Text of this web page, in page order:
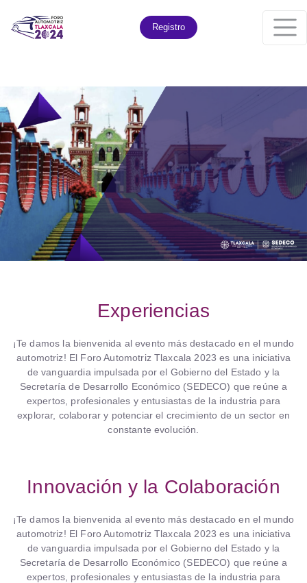
Registro
Experiencias
¡Te damos la bienvenida al evento más destacado en el mundo
automotriz! El Foro Automotriz Tlaxcala 2023 es una iniciativa
de vanguardia impulsada por el Gobierno del Estado y la
Secretaría de Desarrollo Económico (SEDECO) que reúne a
expertos, profesionales y entusiastas de la industria para
explorar, colaborar y potenciar el crecimiento de un sector en
constante evolución.
Innovación y la Colaboración
¡Te damos la bienvenida al evento más destacado en el mundo
automotriz! El Foro Automotriz Tlaxcala 2023 es una iniciativa
de vanguardia impulsada por el Gobierno del Estado y la
Secretaría de Desarrollo Económico (SEDECO) que reúne a
expertos, profesionales y entusiastas de la industria para